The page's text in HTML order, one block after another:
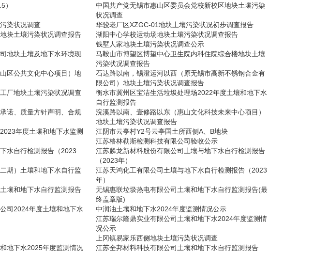
）
中国共产党无锡市惠山区委员会党校新校区地块土壤污染
状况调查
染状况调查
华骏老厂区XZGC-01地块土壤污染状况初步调查报告
块土壤污染状况调查报告
湖阳中心学校运动场地块土壤污染状况调查报告
钱墅人家地块土壤污染状况调查公示
地块土壤及地下水环境现
马鞍山市博望区博望中心卫生院内科住院综合楼地块土壤
污染状况调查报告
区公共文化中心项目）地
石达路以南，锡澄运河以西（原无锡市高新不锈钢合金有
限公司）地块土壤污染状况调查报告
厂地块土壤污染状况调查
衡水市冀州区宝洁生活垃圾处理场2022年度土壤和地下水
自行监测报告
诺、质量方针声明、合规
浣溪路以南、壹修路以东（惠山文化科技未来中心项目）
地块土壤污染状况调查报告
年度土壤和地下水监测
江阴市云亭村Y2号云亭国土所西侧A、B地块
江苏格林勒斯检测科技有限公司验收公示
水自行检测报告（2023
江苏麟龙新材料股份有限公司土壤与地下水自行检测报告
（2023年）
期）土壤和地下水自行监
江苏天鸿化工有限公司土壤与地下水自行检测报告（2023
年）
壤和地下水自行监测报告
无锡惠联垃圾热电有限公司土壤和地下水自行监测报告(最
终盖章版)
司2024年度土壤和地下水
中润油土壤和地下水2024年度监测情况公示
江苏瑞尔隆鼎实业有限公司土壤和地下水2024年度监测情
况公示
上冈镇易家乐西侧地块土壤污染状况调查
地下水2025年度监测情况
江苏全邦材料科技有限公司土壤和地下水自行监测报告